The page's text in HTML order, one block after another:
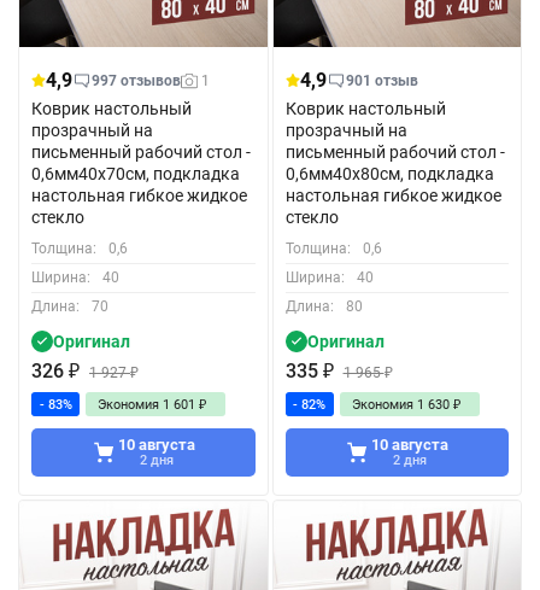
4,9 997 отзывов 1
Коврик настольный
прозрачный на
письменный рабочий стол -
0,6мм40x70см, подкладка
настольная гибкое жидкое
стекло
Толщина:
0,6
Ширина:
40
Длина:
70
Оригинал
326 ₽ 1 927₽
- 83% Экономия 1 601 ₽
10 августа
2 дня
4,9 901 отзыв
Коврик настольный
прозрачный на
письменный рабочий стол -
0,6мм40x80см, подкладка
настольная гибкое жидкое
стекло
Толщина:
0,6
Ширина:
40
Длина:
80
Оригинал
335 ₽ 1 965₽
- 82% Экономия 1 630 ₽
10 августа
2 дня